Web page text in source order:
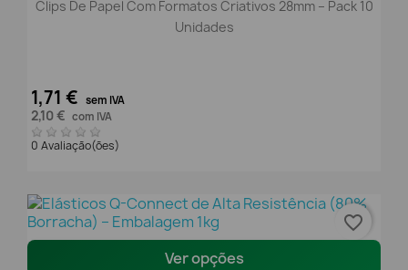
Clips De Papel Com Formatos Criativos 28mm – Pack 10
Unidades
1,71 € sem IVA
2,10 € com IVA
0 Avaliação(ões)
Ver opções
favorite_border